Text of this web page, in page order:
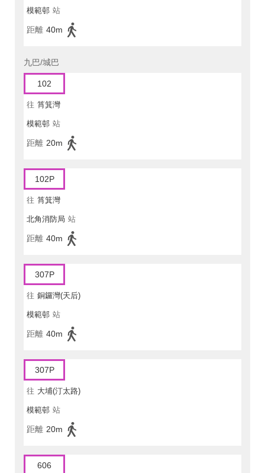
模範邨 站
距離 40m
九巴/城巴
102
往 筲箕灣
模範邨 站
距離 20m
102P
往 筲箕灣
北角消防局 站
距離 40m
307P
往 銅鑼灣(天后)
模範邨 站
距離 40m
307P
往 大埔(汀太路)
模範邨 站
距離 20m
606